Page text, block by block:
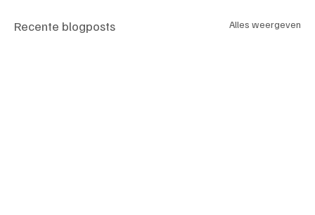
Recente blogposts Alles weergeven